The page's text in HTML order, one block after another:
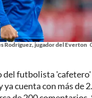
Rodríguez, jugador del Everton
del futbolista 'cafetero'
ya cuenta con más de